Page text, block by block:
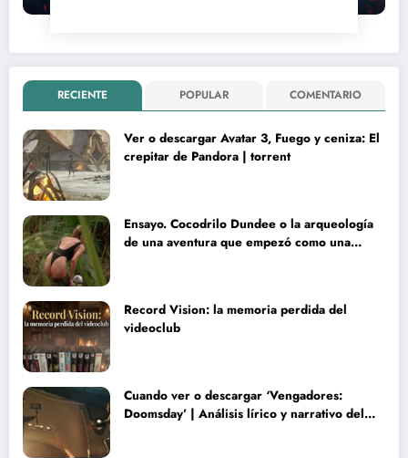
RECIENTE POPULAR COMENTARIO
Ver o descargar Avatar 3, Fuego y ceniza: El
crepitar de Pandora | torrent
Ensayo. Cocodrilo Dundee o la arqueología
de una aventura que empezó como una
Record Vision: la memoria perdida del
videoclub
Cuando ver o descargar ‘Vengadores:
Doomsday’ | Análisis lírico y narrativo del